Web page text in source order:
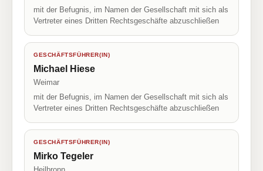
mit der Befugnis, im Namen der Gesellschaft mit sich als
Vertreter eines Dritten Rechtsgeschäfte abzuschließen
GESCHÄFTSFÜHRER(IN)
Michael Hiese
Weimar
mit der Befugnis, im Namen der Gesellschaft mit sich als
Vertreter eines Dritten Rechtsgeschäfte abzuschließen
GESCHÄFTSFÜHRER(IN)
Mirko Tegeler